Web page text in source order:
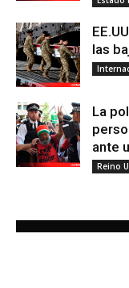
las
La
ante
Reino